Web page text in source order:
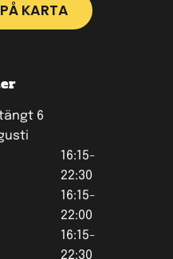
KARTA
6
16:15-
22:30
16:15-
22:00
16:15-
22:30